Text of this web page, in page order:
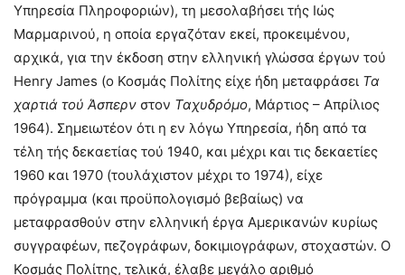
Υπηρεσία Πληροφοριών), τη μεσολαβήσει τής Ιώς
Μαρμαρινού, η οποία εργαζόταν εκεί, προκειμένου,
αρχικά, για την έκδοση στην ελληνική γλώσσα έργων τού
Henry James (ο Κοσμάς Πολίτης είχε ήδη μεταφράσει Τα
χαρτιά τού Άσπερν στον Ταχυδρόμο, Μάρτιος – Απρίλιος
1964). Σημειωτέον ότι η εν λόγω Υπηρεσία, ήδη από τα
τέλη τής δεκαετίας τού 1940, και μέχρι και τις δεκαετίες
1960 και 1970 (τουλάχιστον μέχρι το 1974), είχε
πρόγραμμα (και προϋπολογισμό βεβαίως) να
μεταφρασθούν στην ελληνική έργα Αμερικανών κυρίως
συγγραφέων, πεζογράφων, δοκιμιογράφων, στοχαστών. Ο
Κοσμάς Πολίτης, τελικά, έλαβε μεγάλο αριθμό